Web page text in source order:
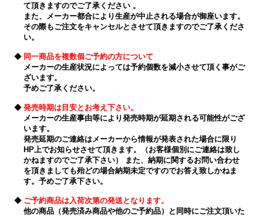
て頂きますのでご了承ください 。
また、メーカー都合により生産が中止される場合が御座います。
その際もご注文をキャンセルとさせて頂きますのでご了承くださ
い。
◆ 同一商品を複数個ご予約の方について
メーカーの生産状況によっては予約個数を減小させて頂く事がご
ざいます。
予めご了承ください。
◆ 発売時期は目安とお考え下さい。
メーカーの生産事由等により発売時期が延期される可能性がござ
います。
発売延期のご連絡はメーカーから情報が発表された場合に限り
HP上でお知らせさせて頂きます。（お客様個別にご連絡は致し
かねますのでご了承下さい） また、納期に関するお問い合わせ
を頂きましても殆どの場合納期未定ですのでお答え致しかねま
す。予めご了承下さい。
◆ ご予約商品は入荷次第の発送となります。
他の商品（発売済み商品や他のご予約品）と同時にご注文頂いた